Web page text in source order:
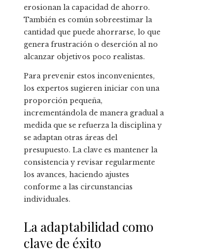
erosionan la capacidad de ahorro.
También es común sobreestimar la
cantidad que puede ahorrarse, lo que
genera frustración o deserción al no
alcanzar objetivos poco realistas.
Para prevenir estos inconvenientes,
los expertos sugieren iniciar con una
proporción pequeña,
incrementándola de manera gradual a
medida que se refuerza la disciplina y
se adaptan otras áreas del
presupuesto. La clave es mantener la
consistencia y revisar regularmente
los avances, haciendo ajustes
conforme a las circunstancias
individuales.
La adaptabilidad como
clave de éxito